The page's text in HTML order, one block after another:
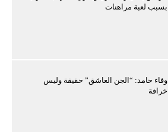
بسبب لعبة مراهنات
وفاء حامد: “الجن العاشق” حقيقة وليس
خرافة